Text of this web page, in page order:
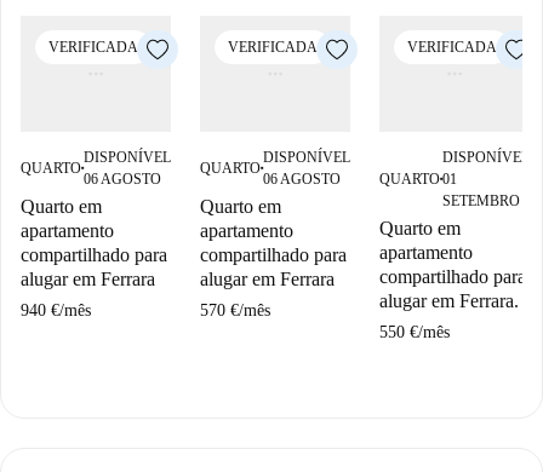
VERIFICADA
QUARTO■
DISPONÍVEL
06 AGOSTO
Quarto em
apartamento
compartilhado para
alugar em Ferrara
940 €/mês
VERIFICADA
QUARTO■
DISPONÍVEL
06 AGOSTO
Quarto em
apartamento
compartilhado para
alugar em Ferrara
570 €/mês
VERIFICADA
QUARTO■
DISPONÍVEL
01
SETEMBRO
Quarto em
apartamento
compartilhado para
alugar em Ferrara.
550 €/mês